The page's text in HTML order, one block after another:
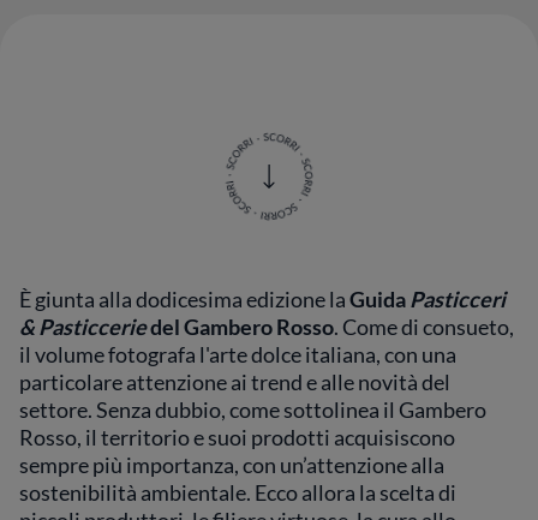
È giunta alla dodicesima edizionelaGuidaPasticceri
& Pasticceriedel Gambero Rosso. Come di consueto,
il volume fotografa l'arte dolce italiana, con una
particolare attenzione ai trend e alle novità del
settore. Senza dubbio, come sottolinea il Gambero
Rosso, il territorio e suoi prodotti acquisiscono
sempre più importanza, con un’attenzione alla
sostenibilità ambientale. Ecco allora la scelta di